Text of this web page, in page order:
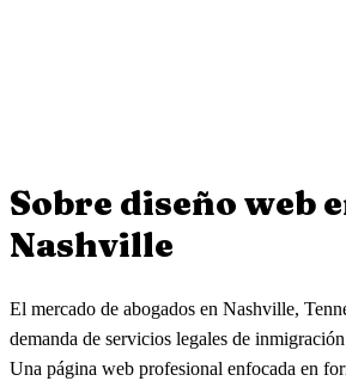
captar clientes de Google en Nashville.
Sobre diseño web
Nashville
El mercado de abogados en Nashville,
demanda de servicios legales de
Una página web profesional enfocada en